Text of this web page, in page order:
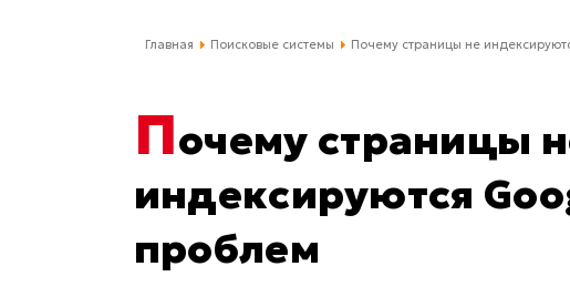
Главная Поисковые системы Почему страницы не
Почему страницы
индексируются
проблем